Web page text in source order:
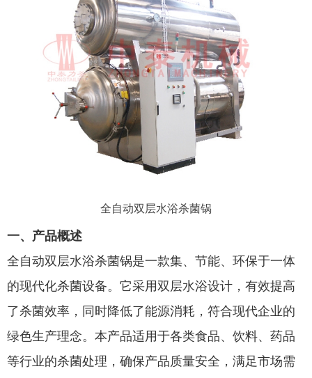
全自动双层水浴杀菌锅
一、产品概述
全自动双层水浴杀菌锅是一款集、节能、环保于一体
的现代化杀菌设备。它采用双层水浴设计，有效提高
了杀菌效率，同时降低了能源消耗，符合现代企业的
绿色生产理念。本产品适用于各类食品、饮料、药品
等行业的杀菌处理，确保产品质量安全，满足市场需